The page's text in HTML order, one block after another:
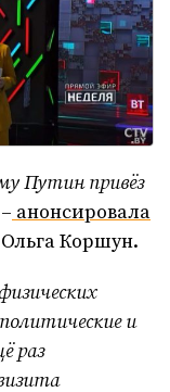
Путин привёз
анонсировала
Коршун.
и
раз